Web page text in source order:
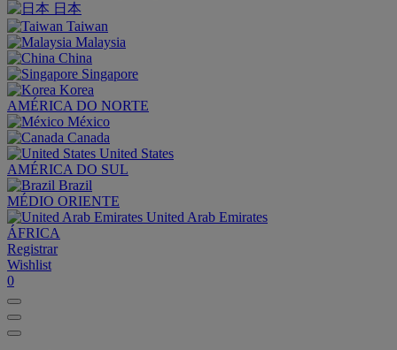
日本
Taiwan
Malaysia
China
Singapore
Korea
AMÉRICA DO NORTE
México
Canada
United States
AMÉRICA DO SUL
Brazil
MÉDIO ORIENTE
United Arab Emirates
ÁFRICA
Registrar
Wishlist
0